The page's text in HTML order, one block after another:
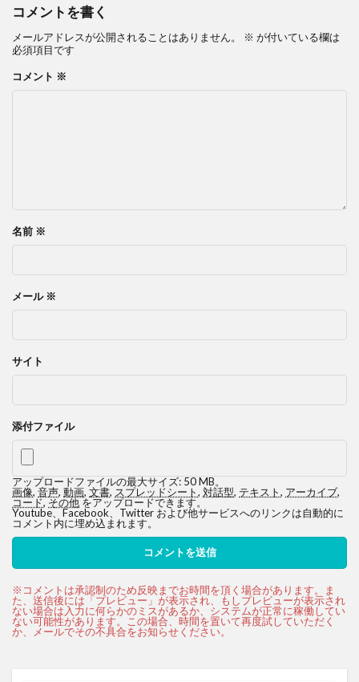
コメントを書く
メールアドレスが公開されることはありません。 ※ が付いている欄は
必須項目です
コメント ※
名前 ※
メール ※
サイト
添付ファイル
アップロードファイルの最大サイズ: 50 MB。
画像, 音声, 動画, 文書, スプレッドシート, 対話型, テキスト, アーカイブ,
コード,その他をアップロードできます。
Youtube、Facebook、Twitter および他サービスへのリンクは自動的に
コメント内に埋め込まれます。